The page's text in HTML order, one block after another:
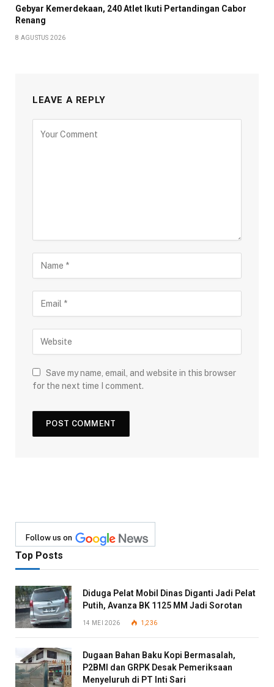
Gebyar Kemerdekaan, 240 Atlet Ikuti Pertandingan Cabor
Renang
8 AGUSTUS 2026
LEAVE A REPLY
Save my name, email, and website in this browser
for the next time I comment.
Follow us on
Top Posts
Diduga Pelat Mobil Dinas Diganti Jadi Pelat
Putih, Avanza BK 1125 MM Jadi Sorotan
14 MEI 2026 1,236
Dugaan Bahan Baku Kopi Bermasalah,
P2BMI dan GRPK Desak Pemeriksaan
Menyeluruh di PT Inti Sari